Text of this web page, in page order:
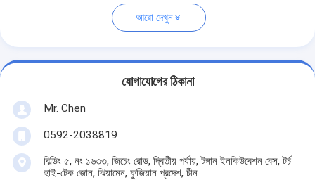
আরো দেখুন
যোগাযোগের ঠিকানা
Mr. Chen
0592-2038819
বিল্ডিং ৫, নং ১৬৩৩, জিচেং রোড, দ্বিতীয় পর্যায়, টঙ্গান ইনকিউবেশন বেস, টর্চ
হাই-টেক জোন, ঝিয়ামেন, ফুজিয়ান প্রদেশ, চীন